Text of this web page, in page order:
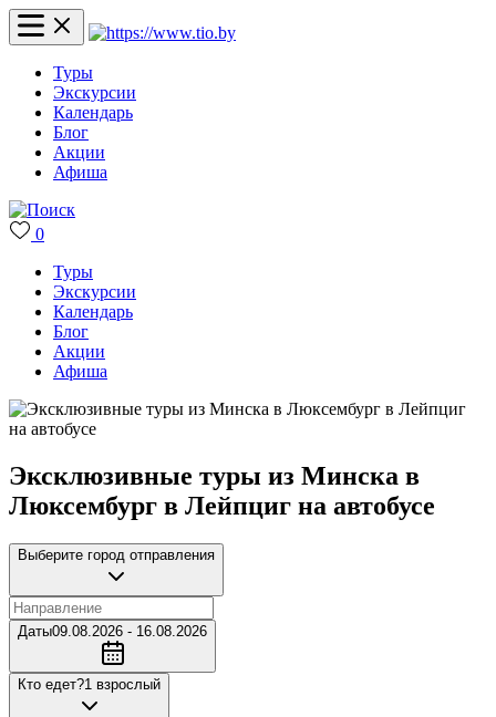
Туры
Экскурсии
Календарь
Блог
Акции
Афиша
0
Туры
Экскурсии
Календарь
Блог
Акции
Афиша
Эксклюзивные туры из Минска в
Люксембург в Лейпциг на автобусе
Выберите город отправления
Даты09.08.2026 - 16.08.2026
Кто едет?1 взрослый